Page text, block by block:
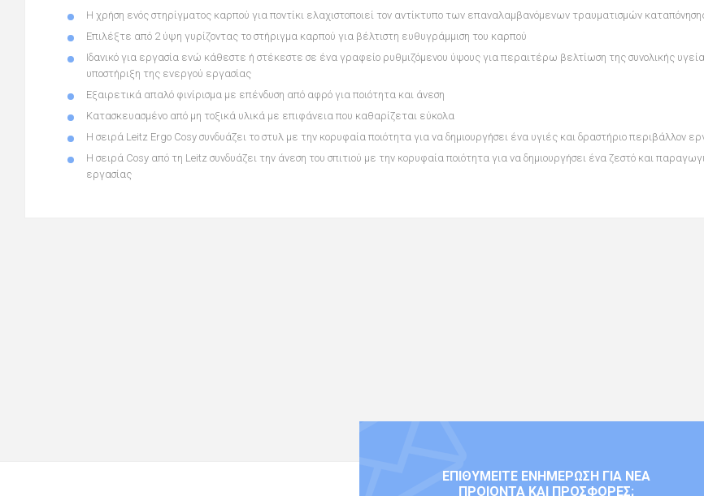
Η χρήση ενός στηρίγματος καρπού για ποντίκι ελαχιστοποιεί τον αντίκτυπο των επαναλαμβανόμενων τραυματισμών
Επιλέξτε από 2 ύψη γυρίζοντας το στήριγμα καρπού για βέλτιστη ευθυγράμμιση του καρπού
Ιδανικό για εργασία ενώ κάθεστε ή στέκεστε σε ένα γραφείο ρυθμιζόμενου ύψους για περαιτέρω βελτίωση της συνολικής
υποστήριξη της ενεργού εργασίας
Εξαιρετικά απαλό φινίρισμα με επένδυση από αφρό για ποιότητα και άνεση
Κατασκευασμένο από μη τοξικά υλικά με επιφάνεια που καθαρίζεται εύκολα
Η σειρά Leitz Ergo Cosy συνδυάζει το στυλ με την κορυφαία ποιότητα για να δημιουργήσει ένα υγιές και δραστήριο περιβάλλον
Η σειρά Cosy από τη Leitz συνδυάζει την άνεση του σπιτιού με την κορυφαία ποιότητα για να δημιουργήσει ένα ζεστό και
εργασίας
ΕΠΙΘΥΜΕΊΤΕ ΕΝΗΜΈΡΩΣΗ ΓΙΑ ΝΈΑ
ΠΡΟΙΌΝΤΑ ΚΑΙ ΠΡΟΣΦΟΡΈΣ;